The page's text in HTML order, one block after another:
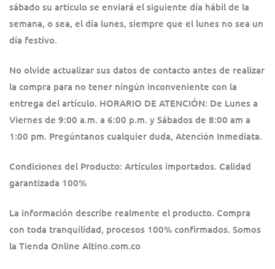
sábado su artículo se enviará el siguiente día hábil de la
semana, o sea, el día lunes, siempre que el lunes no sea un
día festivo.
No olvide actualizar sus datos de contacto antes de realizar
la compra para no tener ningún inconveniente con la
entrega del artículo. HORARIO DE ATENCIÓN: De Lunes a
Viernes de 9:00 a.m. a 6:00 p.m. y Sábados de 8:00 am a
1:00 pm. Pregúntanos cualquier duda, Atención Inmediata.
Condiciones del Producto: Artículos importados. Calidad
garantizada 100%
La información describe realmente el producto. Compra
con toda tranquilidad, procesos 100% confirmados. Somos
la Tienda Online Altino.com.co